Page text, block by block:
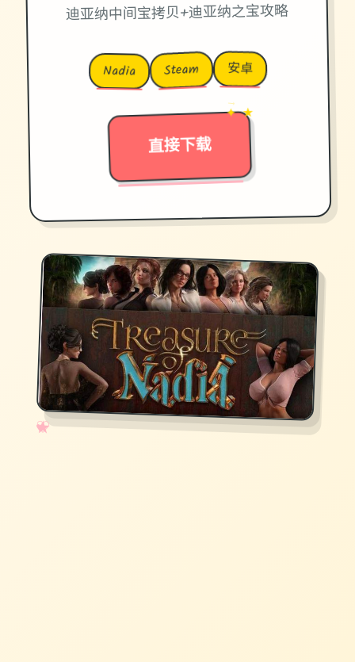
迪亚纳中间宝拷贝+迪亚纳之宝攻略
Nadia Steam 安卓
直接下载
→
✦ ★
✧
♡
★
♥